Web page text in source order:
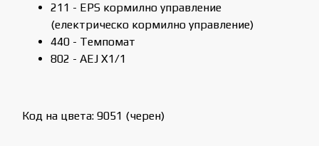
211 - EPS кормилно управление
(електрическо кормилно управление)
440 - Темпомат
802 - AEJ X1/1
Код на цвета: 9051 (черен)